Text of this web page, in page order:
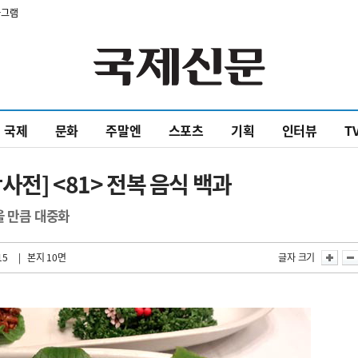
램
국제 문화 주말엔 스포츠 기획 인터뷰
전] <81> 전복 음식 백과
만큼 대중화
| 본지 10면 글자 크기